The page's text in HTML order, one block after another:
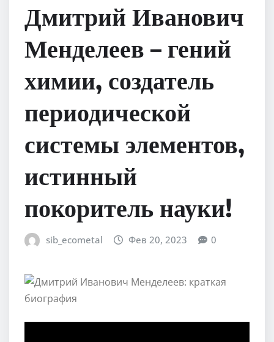
Дмитрий Иванович
Менделеев – гений
химии, создатель
периодической
системы элементов,
истинный
покоритель науки!
sib_ecometal Фев 20, 2023 0